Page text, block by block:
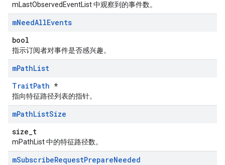
mLastObservedEventList 中观察到的事件数。
mNeedAllEvents
bool
指示订阅者对事件是否感兴趣。
mPathList
TraitPath *
指向特征路径列表的指针。
mPathListSize
size_t
mPathList 中的特征路径数。
mSubscribeRequestPrepareNeeded